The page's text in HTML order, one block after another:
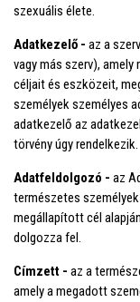
szexuális élete.
Adatkezelő - az a
vagy más szerv),
céljait és eszközeit,
személyek személyes
adatkezelő az
törvény úgy rendelkezik.
Adatfeldolgozó - az
természetes
megállapított cél
dolgozza fel.
Címzett - az a
amely a megadott